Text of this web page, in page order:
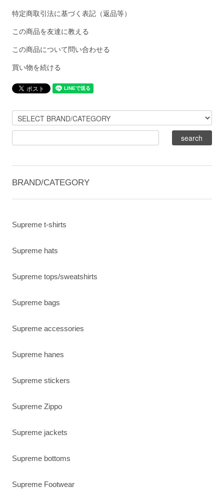
特定商取引法に基づく表記（返品等）
この商品を友達に教える
この商品について問い合わせる
買い物を続ける
BRAND/CATEGORY
Supreme t-shirts
Supreme hats
Supreme tops/sweatshirts
Supreme bags
Supreme accessories
Supreme hanes
Supreme stickers
Supreme Zippo
Supreme jackets
Supreme bottoms
Supreme Footwear